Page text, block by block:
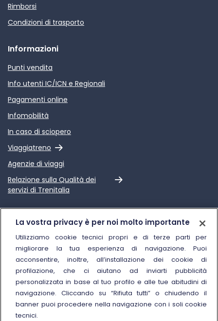
Rimborsi
Condizioni di trasporto
Informazioni
Punti vendita
Info utenti IC/ICN e Regionali
Pagamenti online
Infomobilità
In caso di sciopero
Viaggiatreno
Link esterno
Agenzie di viaggi
Relazione sulla Qualità dei
servizi di Trenitalia
Link esterno
Chi siamo
Sostenibilità
Trenitalia for Business
Manuale di Conservazione
Link esterno
Carriere
Link esterno
La Freccia Mag
Link esterno
La vostra privacy è per noi molto importante
Utilizziamo cookie tecnici propri e di terze parti per
migliorare la tua esperienza di navigazione. Puoi
acconsentire, inoltre, all’installazione dei cookie di
profilazione, che ci aiutano ad inviarti pubblicità
personalizzata in base al tuo profilo e alle tue abitudini di
navigazione. Cliccando su “Rifiuta tutti” o chiudendo il
banner puoi procedere nella navigazione con i soli cookie
tecnici.